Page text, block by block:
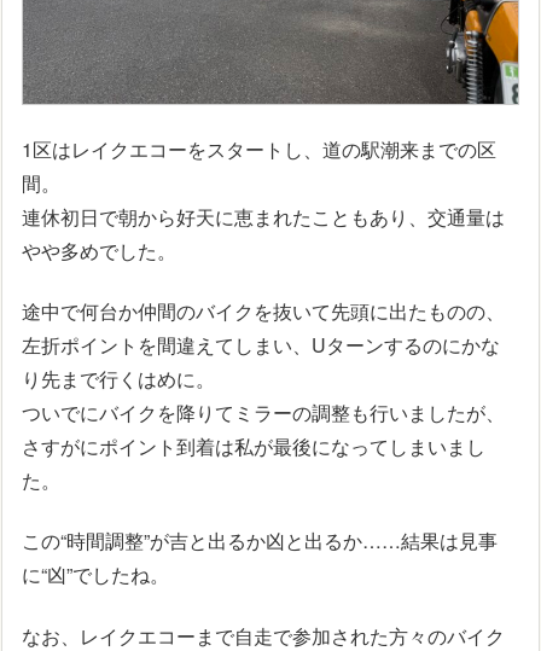
1区はレイクエコーをスタートし、道の駅潮来までの区
間。
連休初日で朝から好天に恵まれたこともあり、交通量は
やや多めでした。
途中で何台か仲間のバイクを抜いて先頭に出たものの、
左折ポイントを間違えてしまい、Uターンするのにかな
り先まで行くはめに。
ついでにバイクを降りてミラーの調整も行いましたが、
さすがにポイント到着は私が最後になってしまいまし
た。
この“時間調整”が吉と出るか凶と出るか……結果は見事
に“凶”でしたね。
なお、レイクエコーまで自走で参加された方々のバイク